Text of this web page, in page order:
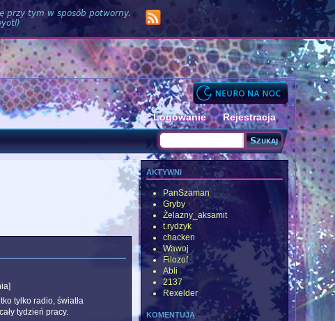
przy tym w sposób potworny.
Logowanie Rejestracja
Formularz wyszukiwania
tylko radio, światła
tydzień pracy.
aktywni
PanSzaman
Gryby
Żelazny_aksamit
t.rydzyk
chacken
Wawoj
Filozof
Abli
2137
Rexelder
komentują